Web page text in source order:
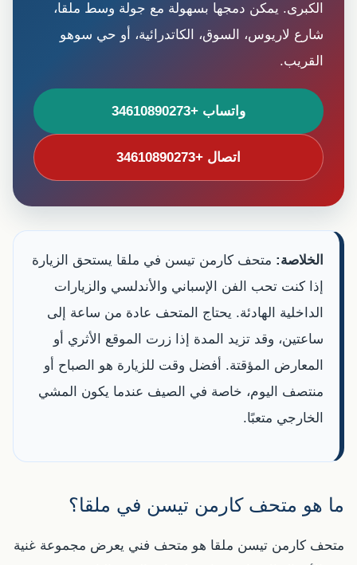
الكبرى. يمكن دمجها بسهولة مع جولة وسط ملقا،
شارع لاريوس، السوق، الكاتدرائية، أو حي سوهو
القريب.
واتساب +34610890273
اتصال +34610890273
الخلاصة: متحف كارمن تيسن في ملقا يستحق الزيارة
إذا كنت تحب الفن الإسباني والأندلسي والزيارات
الداخلية الهادئة. يحتاج المتحف عادة من ساعة إلى
ساعتين، وقد تزيد المدة إذا زرت الموقع الأثري أو
المعارض المؤقتة. أفضل وقت للزيارة هو الصباح أو
منتصف اليوم، خاصة في الصيف عندما يكون المشي
الخارجي متعبًا.
ما هو متحف كارمن تيسن في ملقا؟
متحف كارمن تيسن ملقا هو متحف فني يعرض مجموعة غنية